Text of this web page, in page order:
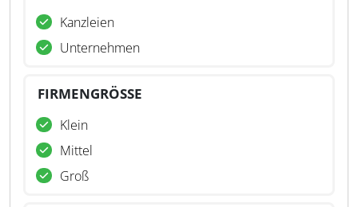
Kanzleien
Unternehmen
FIRMENGRÖSSE
Klein
Mittel
Groß